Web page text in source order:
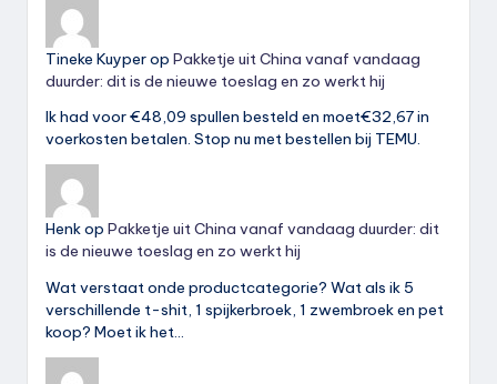
Tineke Kuyperop Pakketje uit China vanaf vandaag
duurder: dit is de nieuwe toeslag en zo werkt hij
Ik had voor €48,09 spullen besteld en moet€32,67 in
voerkosten betalen. Stop nu met bestellen bij TEMU.
Henkop Pakketje uit China vanaf vandaag duurder: dit
is de nieuwe toeslag en zo werkt hij
Wat verstaat onde productcategorie? Wat als ik 5
verschillende t-shit, 1 spijkerbroek, 1 zwembroek en pet
koop? Moet ik het…